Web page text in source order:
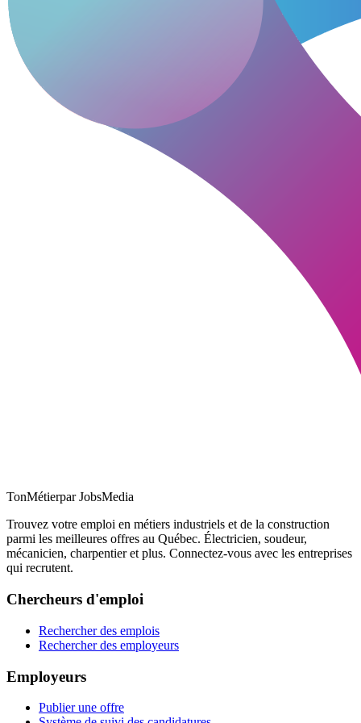
TonMétierpar JobsMedia
Trouvez votre emploi en métiers industriels et de la construction
parmi les meilleures offres au Québec. Électricien, soudeur,
mécanicien, charpentier et plus. Connectez-vous avec les entreprises
qui recrutent.
Chercheurs d'emploi
Rechercher des emplois
Rechercher des employeurs
Employeurs
Publier une offre